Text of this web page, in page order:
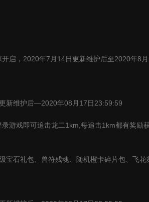
启， 2020年7 月 14日 更新维护后至2020年8 月
新维护后—2020年08 月 17日 23:59:59
游戏即可追击龙二1km, 每追击1km都有奖励
宝石礼包、兽符残魂、随机橙卡碎片包、飞花